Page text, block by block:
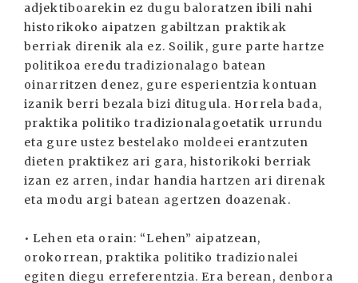
adjektiboarekin ez dugu baloratzen ibili nahi
historikoko aipatzen gabiltzan praktikak
berriak direnik ala ez. Soilik, gure parte hartze
politikoa eredu tradizionalago batean
oinarritzen denez, gure esperientzia kontuan
izanik berri bezala bizi ditugula. Horrela bada,
praktika politiko tradizionalagoetatik urrundu
eta gure ustez bestelako moldeei erantzuten
dieten praktikez ari gara, historikoki berriak
izan ez arren, indar handia hartzen ari direnak
eta modu argi batean agertzen doazenak.
• Lehen eta orain: “Lehen” aipatzean,
orokorrean, praktika politiko tradizionalei
egiten diegu erreferentzia. Era berean, denbora